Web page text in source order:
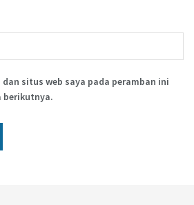
situs web saya pada peramban ini
berikutnya.